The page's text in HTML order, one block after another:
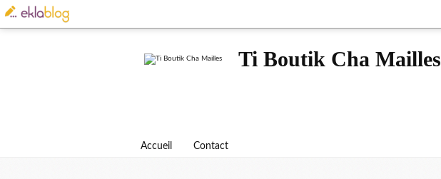
Ti Boutik Cha Mailles
Accueil Contact